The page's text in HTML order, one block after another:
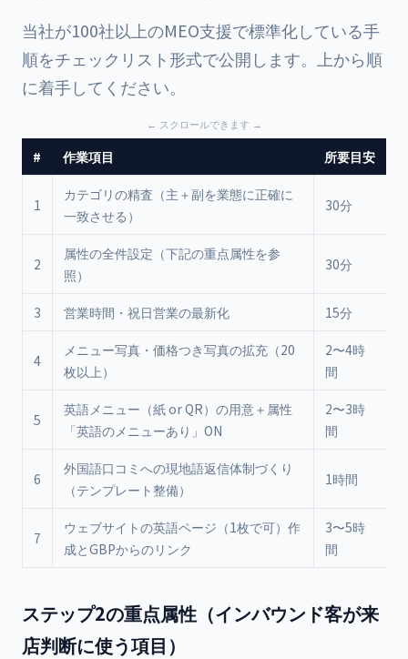
当社が100社以上のMEO支援で標準化している手
順をチェックリスト形式で公開します。上から順
に着手してください。
# 作業項目 所要目安
1
カテゴリの精査（主＋副を業態に正確に
一致させる）
30分
2
属性の全件設定（下記の重点属性を参
照）
30分
3 営業時間・祝日営業の最新化 15分
4
メニュー写真・価格つき写真の拡充（20
枚以上）
2〜4時
間
5
英語メニュー（紙 or QR）の用意＋属性
「英語のメニューあり」ON
2〜3時
間
6
外国語口コミへの現地語返信体制づくり
（テンプレート整備）
1時間
7
ウェブサイトの英語ページ（1枚で可）作
成とGBPからのリンク
3〜5時
間
ステップ2の重点属性（インバウンド客が来
店判断に使う項目）